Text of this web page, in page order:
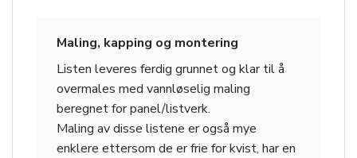
Maling, kapping og montering
Listen leveres ferdig grunnet og klar til å
overmales med vannløselig maling
beregnet for panel/listverk.
Maling av disse listene er også mye
enklere ettersom de er frie for kvist, har en